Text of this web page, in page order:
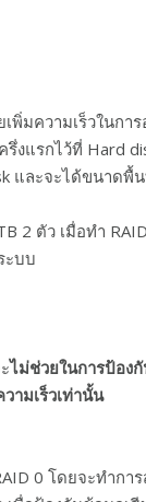
พิ่มความเร็วในกา
งแรกไว้ที่ Hard
และจะได้ขนาดพื้
2 ตัว เมื่อทำ
ะบบ
ไม่ช่วยในการป้อง
วามเร็วเท่านั้น
0 โดยจะทำกา